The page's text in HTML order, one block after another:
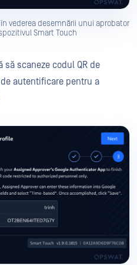
vederea desemnării unui aprobator
Smart Touch
să scaneze codul QR de
autentificare pentru a